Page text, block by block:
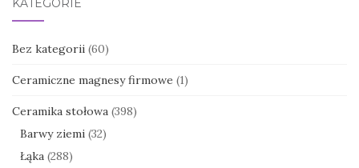
KATEGORIE
Bez kategorii (60)
Ceramiczne magnesy firmowe (1)
Ceramika stołowa (398)
Barwy ziemi (32)
Łąka (288)